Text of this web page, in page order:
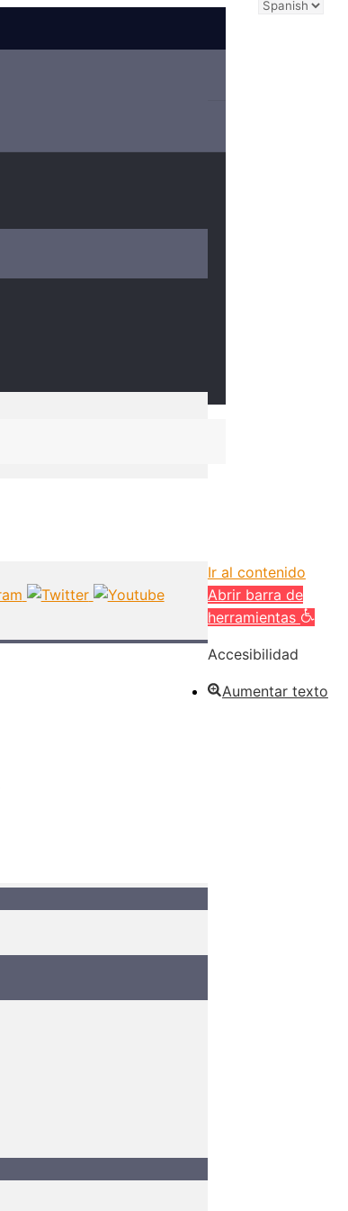
Ir al contenido
Abrir barra de
herramientas
Accesibilidad
Aumentar texto